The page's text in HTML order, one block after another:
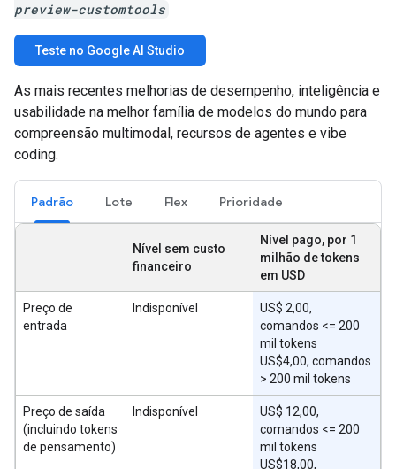
preview-customtools
Teste no Google AI Studio
As mais recentes melhorias de desempenho, inteligência e
usabilidade na melhor família de modelos do mundo para
compreensão multimodal, recursos de agentes e vibe
coding.
Padrão Lote Flex Prioridade
Nível sem custo
financeiro
Nível pago, por 1
milhão de tokens
em USD
Preço de
entrada
Indisponível
US$ 2,00,
comandos <= 200
mil tokens
US$4,00, comandos
> 200 mil tokens
Preço de saída
(incluindo tokens
de pensamento)
Indisponível
US$ 12,00,
comandos <= 200
mil tokens
US$18,00,